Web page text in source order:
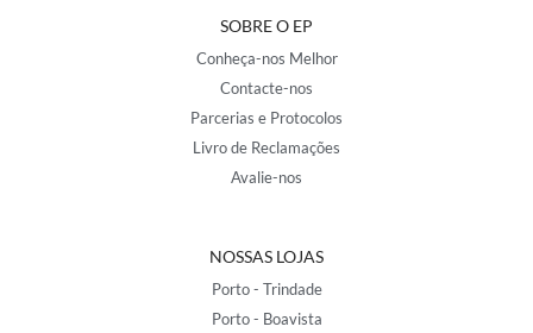
SOBRE O EP
Conheça-nos Melhor
Contacte-nos
Parcerias e Protocolos
Livro de Reclamações
Avalie-nos
NOSSAS LOJAS
Porto - Trindade
Porto - Boavista